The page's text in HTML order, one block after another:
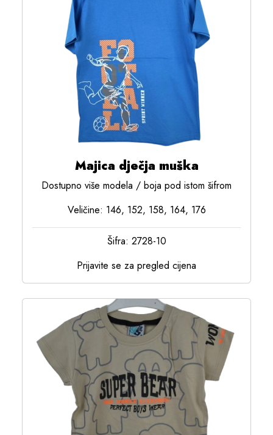
Majica dječja muška
Dostupno više modela / boja pod istom šifrom
Veličine: 146, 152, 158, 164, 176
Šifra: 2728-10
Prijavite se za pregled cijena